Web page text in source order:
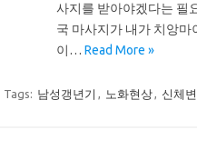
사지를 받아야겠다는 필
국 마사지가 내가 치앙마
이… Read More »
Tags: 남성갱년기 , 노화현상, 신체